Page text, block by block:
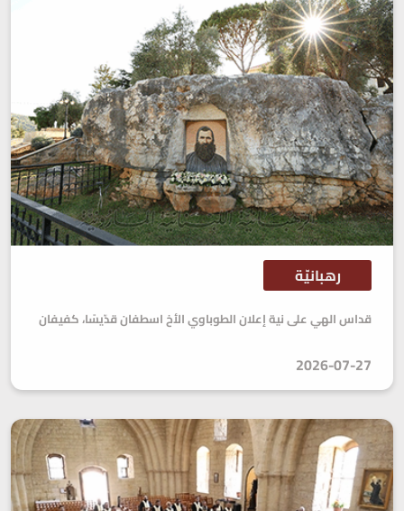
رهبانيّة
قداس الهي على نية إعلان الطوباوي الأخ اسطفان قدّيسًا، كفيفان
2026-07-27